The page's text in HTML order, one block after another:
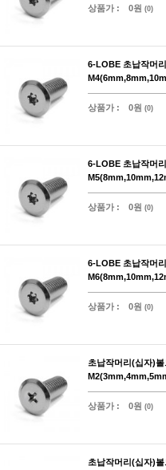
상품가 : 0원 (0)
6-LOBE 초납작머
상품가 : 0원 (0)
6-LOBE 초납작머
상품가 : 0원 (0)
6-LOBE 초납작머
상품가 : 0원 (0)
초납작머리(십자)
상품가 : 0원 (0)
초납작머리(십자)